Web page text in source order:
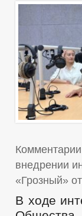
Комментарии
внедрении
«Грозный»
В ходе